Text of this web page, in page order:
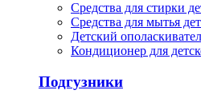
Средства для стирки
Средства для мытья
Детский
Кондиционер для
Подгузники